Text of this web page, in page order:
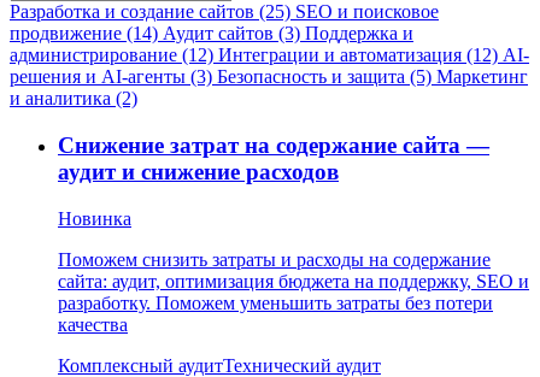
Разработка и создание сайтов (25) SEO и поисковое
продвижение (14) Аудит сайтов (3) Поддержка и
администрирование (12) Интеграции и автоматизация (12) AI-
решения и AI-агенты (3) Безопасность и защита (5) Маркетинг
и аналитика (2)
Снижение затрат на содержание сайта —
аудит и снижение расходов
Новинка
Поможем снизить затраты и расходы на содержание
сайта: аудит, оптимизация бюджета на поддержку, SEO и
разработку. Поможем уменьшить затраты без потери
качества
Комплексный аудитТехнический аудит